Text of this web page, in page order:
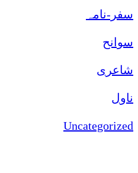
سفر-نامہ
سوانح
شاعری
ناول
Uncategorized